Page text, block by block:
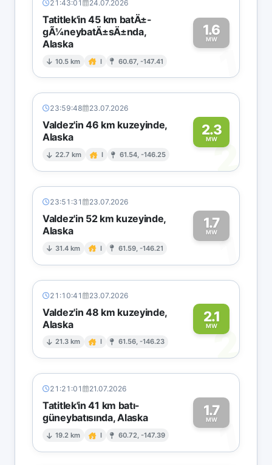
21:43:01 24.07.2026
Tatitlek'in 45 km batÄ±-
gÃ¼neybatÄ±sÄ±nda,
Alaska
10.5 km I 60.67, -147.41
1.6
MW
1
23:59:48 23.07.2026
Valdez'in 46 km kuzeyinde,
Alaska
22.7 km I 61.54, -146.25
2.3
MW2
23:51:31 23.07.2026
Valdez'in 52 km kuzeyinde,
Alaska
31.4 km I 61.59, -146.21
1.7
MW1
21:10:41 23.07.2026
Valdez'in 48 km kuzeyinde,
Alaska
21.3 km I 61.56, -146.23
2.1
MW2
21:21:01 21.07.2026
Tatitlek'in 41 km batı-
güneybatısında, Alaska
19.2 km I 60.72, -147.39
1.7
MW1